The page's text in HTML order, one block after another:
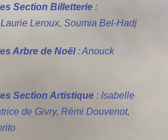
Section Billetterie :
Leroux, Soumia Bel-Hadj
Arbre de Noël: Anouck
Section Artistique : Isabelle
de Givry, Rémi Douvenot,